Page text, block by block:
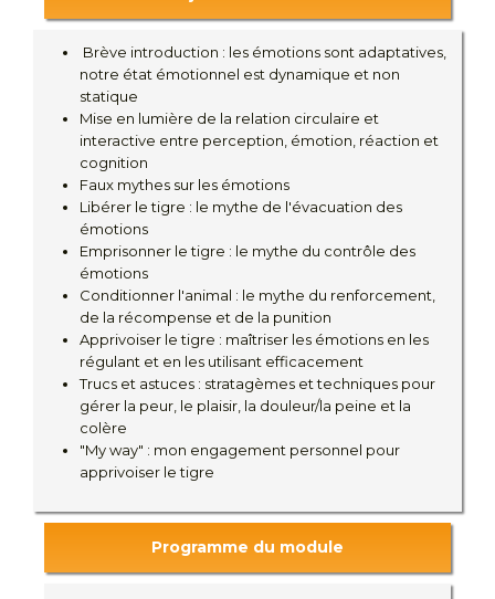
Brève introduction : les émotions sont adaptatives,
notre état émotionnel est dynamique et non
statique
Mise en lumière de la relation circulaire et
interactive entre perception, émotion, réaction et
cognition
Faux mythes sur les émotions
Libérer le tigre : le mythe de l'évacuation des
émotions
Emprisonner le tigre : le mythe du contrôle des
émotions
Conditionner l'animal : le mythe du renforcement,
de la récompense et de la punition
Apprivoiser le tigre : maîtriser les émotions en les
régulant et en les utilisant efficacement
Trucs et astuces : stratagèmes et techniques pour
gérer la peur, le plaisir, la douleur/la peine et la
colère
"My way" : mon engagement personnel pour
apprivoiser le tigre
Programme du module